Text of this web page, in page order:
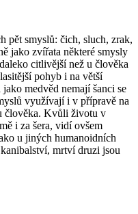
pět smyslů: čich, sluch, zrak,
jako zvířata některé smysly
citlivější než u člověka
pohyb i na větší
medvěd nemají šanci se
využívají i v přípravě na
člověka. Kvůli životu v
i za šera, vidí ovšem
u jiných humanoidních
mrtví druzi jsou